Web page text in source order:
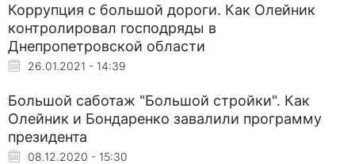
Коррупция с большой дороги. Как Олейник
контролировал господряды в
Днепропетровской области
26.01.2021 - 14:39
Большой саботаж "Большой стройки". Как
Олейник и Бондаренко завалили программу
президента
08.12.2020 - 15:30